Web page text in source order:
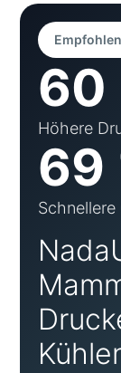
60
Höhere
69